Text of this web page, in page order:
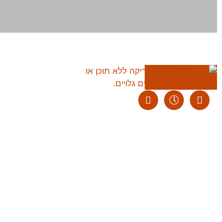
סיורי איכות
הצטרף אלינו להכיר את